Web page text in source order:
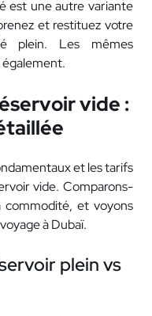
est une autre variante
et restituez votre
plein. Les mêmes
vide :
et les tarifs
vide. Comparons-
et voyons
à Dubaï.
plein vs